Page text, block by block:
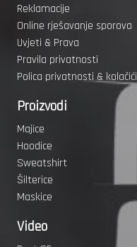
Reklamacije
Online rješavanje sporova
Uvjeti & Prava
Pravila privatnosti
Polica privatnosti & kolačići
Proizvodi
Majice
Hoodice
Sweatshirt
Šilterice
Maskice
Video